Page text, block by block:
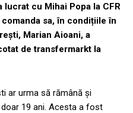
cu Mihai Popa la CFR
sa, în condițiile în
Marian Aioani, a
de transfermarkt la
ar urma să rămână și
19 ani. Acesta a fost